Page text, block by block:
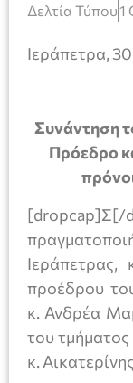
Δελτία Τύπου1
Ιεράπετρα,
Συνάντηση
Πρόεδρο
[dropcap]Σ[/
προέδρου
κ. Ανδρέα
του
κ.